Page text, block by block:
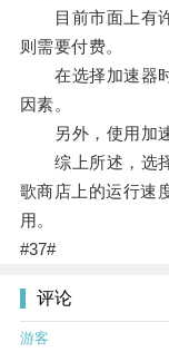
目前市面上有许
则需要付费。
在选择加速器时
因素。
另外，使用加速
综上所述，选择
歌商店上的运行速
用。
#37#
评论
游客